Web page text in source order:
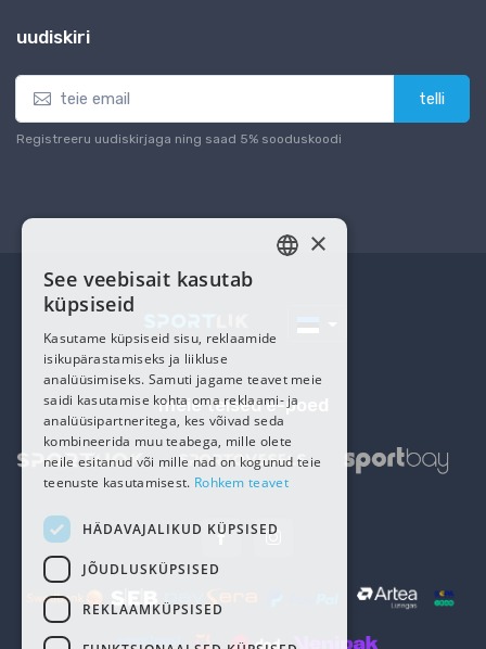
uudiskiri
telli
Registreeru uudiskirjaga ning saad 5% sooduskoodi
meie teised e-poed
RUSSIAN
×
See veebisait kasutab
küpsiseid
Kasutame küpsiseid sisu, reklaamide
isikupärastamiseks ja liikluse
analüüsimiseks. Samuti jagame teavet meie
saidi kasutamise kohta oma reklaami- ja
analüüsipartneritega, kes võivad seda
kombineerida muu teabega, mille olete
neile esitanud või mille nad on kogunud teie
teenuste kasutamisest. Rohkem teavet
HÄDAVAJALIKUD KÜPSISED
JÕUDLUSKÜPSISED
REKLAAMKÜPSISED